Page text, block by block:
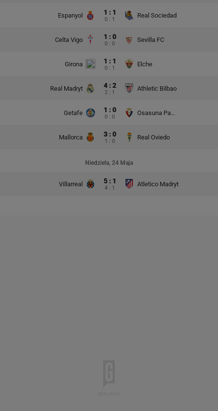
Espanyol 1 : 1
0 : 1
Real Sociedad
Celta Vigo 1 : 0
0 : 0
Sevilla FC
Girona 1 : 1
0 : 1
Elche
Real Madryt 4 : 2
2 : 1
Athletic Bilbao
Getafe 1 : 0
0 : 0
Osasuna Pampeluna
Mallorca 3 : 0
1 : 0
Real Oviedo
Niedziela, 24 Maja
Villarreal 5 : 1
4 : 1
Atletico Madryt